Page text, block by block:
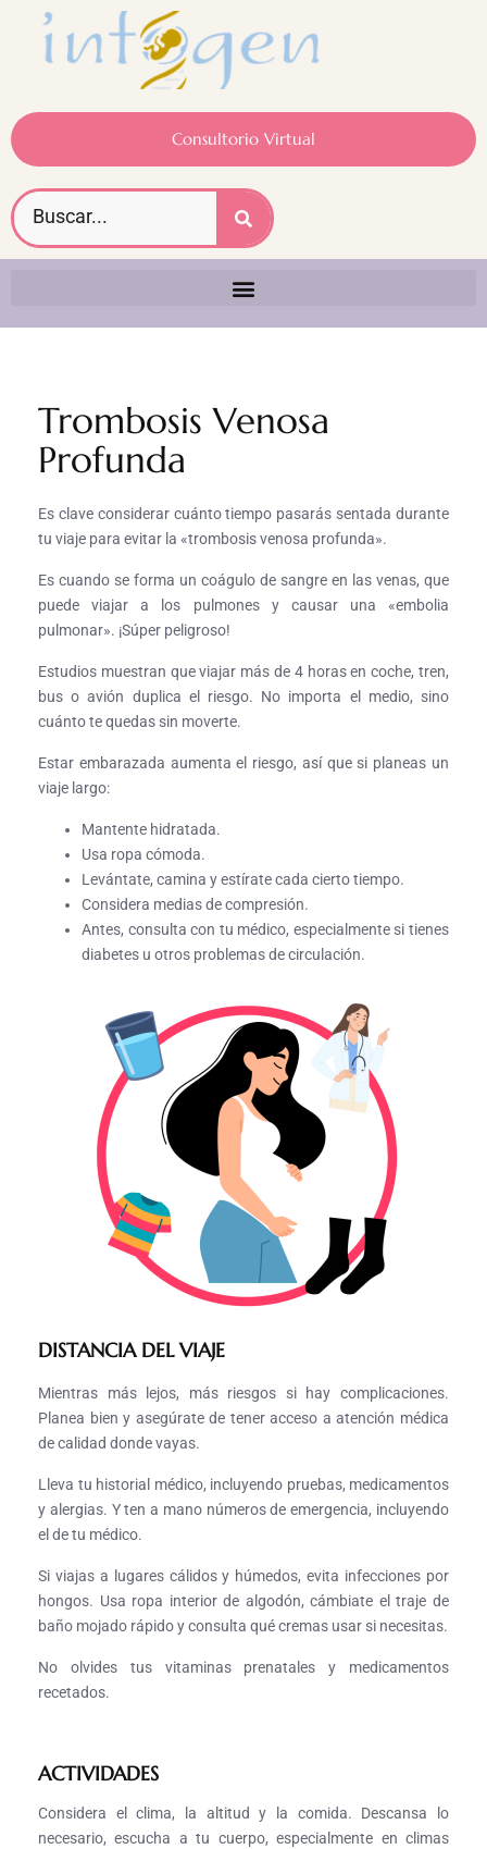
Consultorio Virtual
Trombosis Venosa
Profunda
Es clave considerar cuánto tiempo pasarás sentada durante
tu viaje para evitar la «trombosis venosa profunda».
Es cuando se forma un coágulo de sangre en las venas, que
puede viajar a los pulmones y causar una «embolia
pulmonar». ¡Súper peligroso!
Estudios muestran que viajar más de 4 horas en coche, tren,
bus o avión duplica el riesgo. No importa el medio, sino
cuánto te quedas sin moverte.
Estar embarazada aumenta el riesgo, así que si planeas un
viaje largo:
Mantente hidratada.
Usa ropa cómoda.
Levántate, camina y estírate cada cierto tiempo.
Considera medias de compresión.
Antes, consulta con tu médico, especialmente si tienes
diabetes u otros problemas de circulación.
DISTANCIA DEL VIAJE
Mientras más lejos, más riesgos si hay complicaciones.
Planea bien y asegúrate de tener acceso a atención médica
de calidad donde vayas.
Lleva tu historial médico, incluyendo pruebas, medicamentos
y alergias. Y ten a mano números de emergencia, incluyendo
el de tu médico.
Si viajas a lugares cálidos y húmedos, evita infecciones por
hongos. Usa ropa interior de algodón, cámbiate el traje de
baño mojado rápido y consulta qué cremas usar si necesitas.
No olvides tus vitaminas prenatales y medicamentos
recetados.
ACTIVIDADES
Considera el clima, la altitud y la comida. Descansa lo
necesario, escucha a tu cuerpo, especialmente en climas